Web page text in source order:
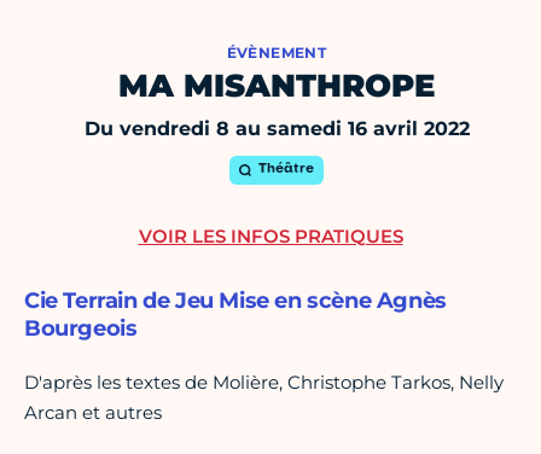
ÉVÈNEMENT
MA MISANTHROPE
Du vendredi 8 au samedi 16 avril 2022
Théâtre
Cie Terrain de Jeu Mise en scène Agnès
Bourgeois
D'après les textes de Molière, Christophe Tarkos, Nelly
Arcan et autres
VOIR LES INFOS PRATIQUES